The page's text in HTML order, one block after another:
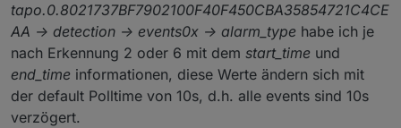
tapo.0.8021737BF7902100F40F450CBA35854721C4CE
AA -> detection -> events0x -> alarm_type habe ich je
nach Erkennung 2 oder 6 mit dem start_time und
end_time informationen, diese Werte ändern sich mit
der default Polltime von 10s, d.h. alle events sind 10s
verzögert.